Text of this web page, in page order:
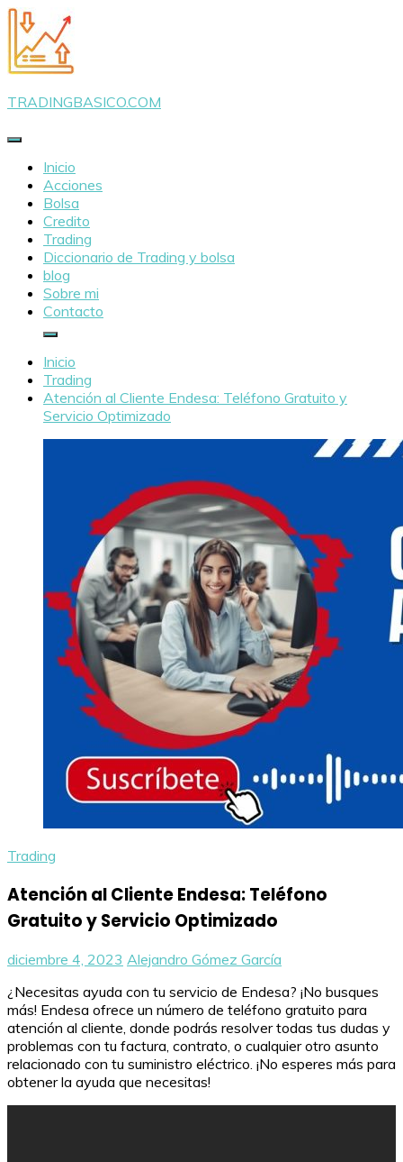
Saltar
al
contenido
TRADINGBASICO.COM
Inicio
Acciones
Bolsa
Credito
Trading
Diccionario de Trading y bolsa
blog
Sobre mi
Contacto
Inicio
Trading
Atención al Cliente Endesa: Teléfono Gratuito y
Servicio Optimizado
Trading
Atención al Cliente Endesa: Teléfono
Gratuito y Servicio Optimizado
diciembre 4, 2023 Alejandro Gómez García
¿Necesitas ayuda con tu servicio de Endesa? ¡No busques
más! Endesa ofrece un número de teléfono gratuito para
atención al cliente, donde podrás resolver todas tus dudas y
problemas con tu factura, contrato, o cualquier otro asunto
relacionado con tu suministro eléctrico. ¡No esperes más para
obtener la ayuda que necesitas!